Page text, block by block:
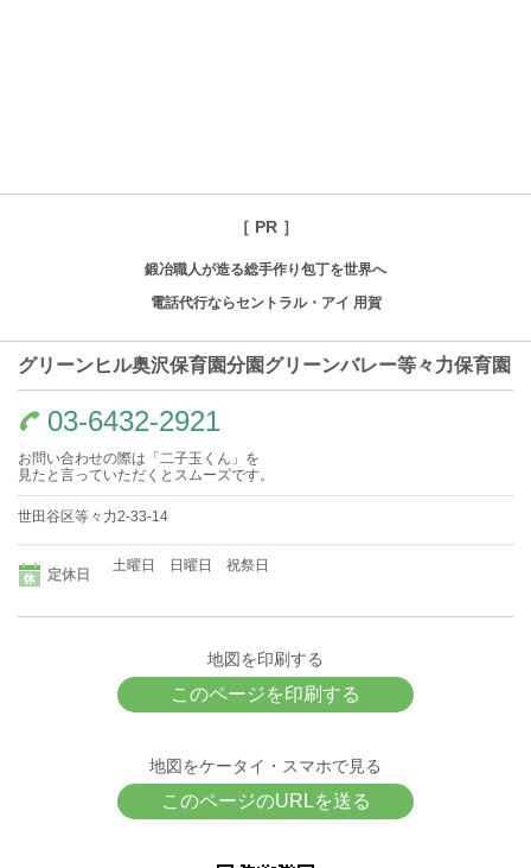
［ PR ］
鍛冶職人が造る総手作り包丁を世界へ
電話代行ならセントラル・アイ 用賀
グリーンヒル奥沢保育園分園グリーンバレー等々力保育園
03-6432-2921
お問い合わせの際は「二子玉くん」を
見たと言っていただくとスムーズです。
世田谷区等々力2-33-14
定休日
土曜日 日曜日 祝祭日
地図を印刷する
このページを印刷する
地図をケータイ・スマホで見る
このページのURLを送る